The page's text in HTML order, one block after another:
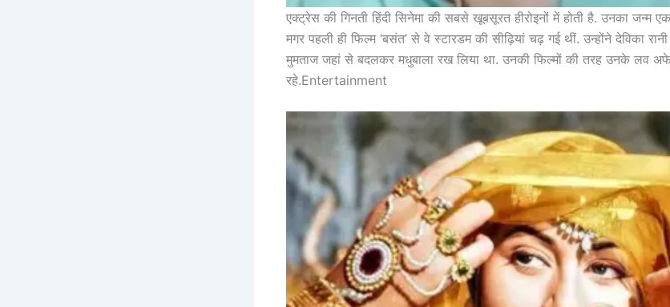
एक्ट्रेस की गिनती हिंदी सिनेमा की सबसे खूबसूरत हीरोइनों में होती है. उनका जन्म
मगर पहली ही फिल्म ‘बसंत’ से वे स्टारडम की सीढ़ियां चढ़ गई थीं. उन्होंने देविका
मुमताज जहां से बदलकर मधुबाला रख लिया था. उनकी फिल्मों की तरह उनके लव
रहे.Entertainment